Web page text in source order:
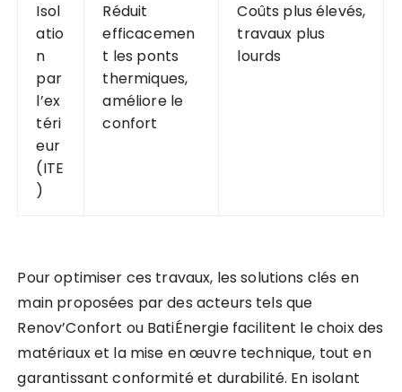
Isol
atio
n
par
l’ex
téri
eur
(ITE
)
Réduit
efficacemen
t les ponts
thermiques,
améliore le
confort
Coûts plus élevés,
travaux plus
lourds
Pour optimiser ces travaux, les solutions clés en
main proposées par des acteurs tels que
Renov’Confort ou BatiÉnergie facilitent le choix des
matériaux et la mise en œuvre technique, tout en
garantissant conformité et durabilité. En isolant